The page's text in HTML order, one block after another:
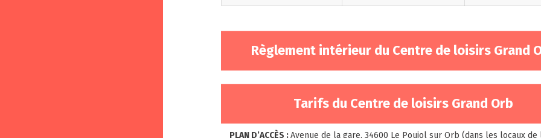
Règlement intérieur du Centre de loisirs Grand
Tarifs du Centre de loisirs Grand Orb
PLAN D’ACCÈS :Avenue de la gare, 34600 Le Poujol sur Orb (dans les locaux